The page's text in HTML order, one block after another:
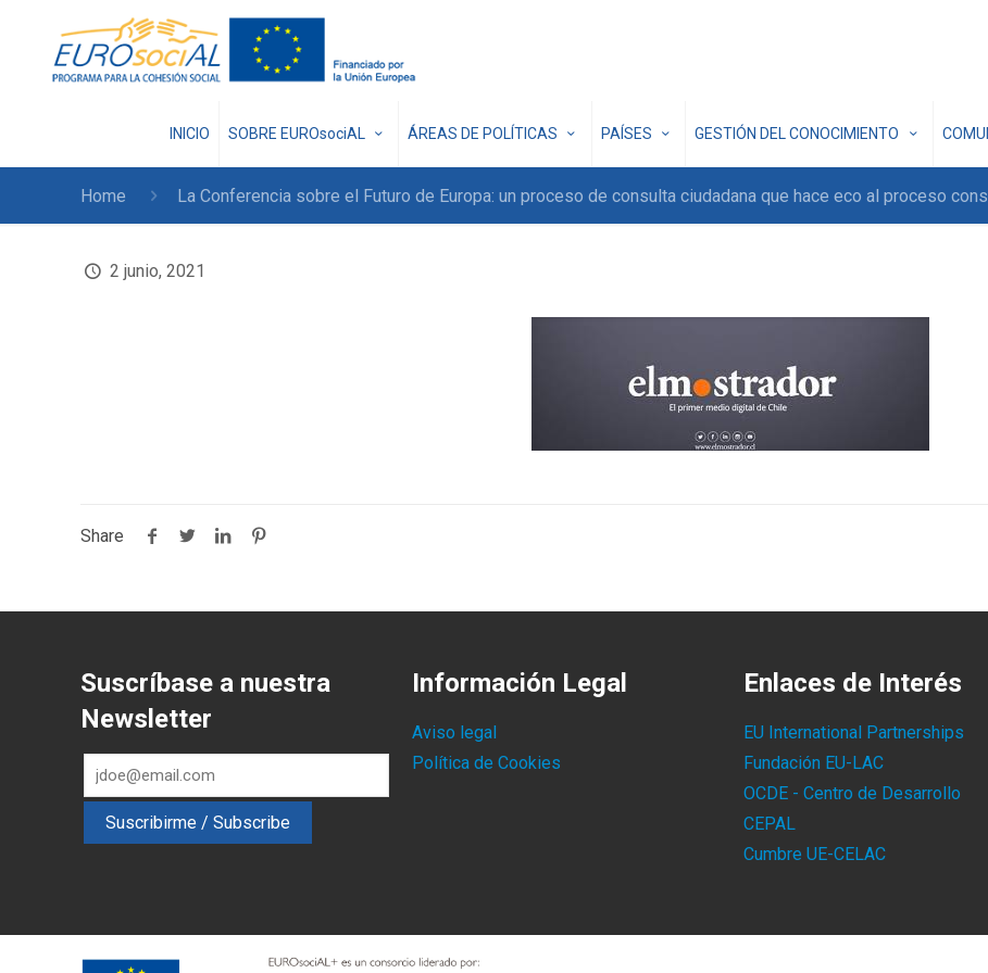
INICIO SOBRE EUROsociAL ÁREAS DE POLÍTICAS PAÍSES GESTIÓN DEL CONOCIMIENTO
Home La Conferencia sobre el Futuro de Europa: un proceso de consulta ciudadana que hace eco al proceso
2 junio, 2021
Share
Suscríbase a nuestra
Newsletter
Información Legal
Aviso legal
Política de Cookies
Enlaces de Interés
EU International Partnerships
Fundación EU-LAC
OCDE - Centro de Desarrollo
CEPAL
Cumbre UE-CELAC